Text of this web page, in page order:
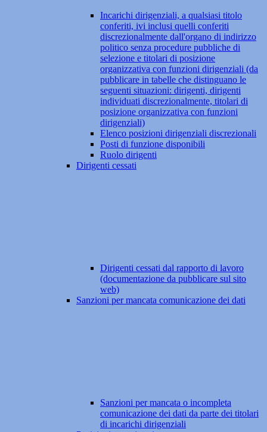
Incarichi dirigenziali, a qualsiasi titolo
conferiti, ivi inclusi quelli conferiti
discrezionalmente dall'organo di indirizzo
politico senza procedure pubbliche di
selezione e titolari di posizione
organizzativa con funzioni dirigenziali (da
pubblicare in tabelle che distinguano le
seguenti situazioni: dirigenti, dirigenti
individuati discrezionalmente, titolari di
posizione organizzativa con funzioni
dirigenziali)
Elenco posizioni dirigenziali discrezionali
Posti di funzione disponibili
Ruolo dirigenti
Dirigenti cessati
Dirigenti cessati dal rapporto di lavoro
(documentazione da pubblicare sul sito
web)
Sanzioni per mancata comunicazione dei dati
Sanzioni per mancata o incompleta
comunicazione dei dati da parte dei titolari
di incarichi dirigenziali